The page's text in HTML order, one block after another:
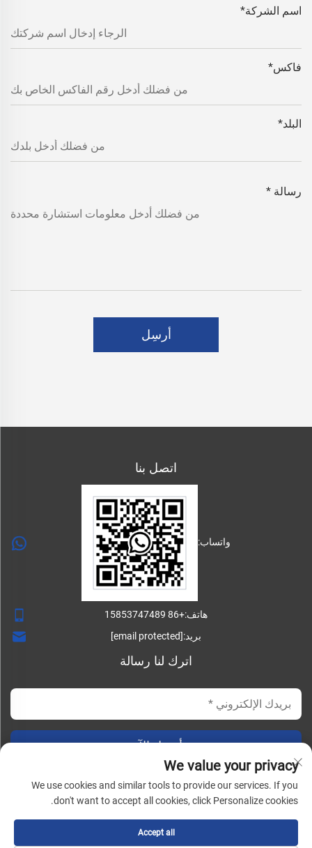
اسم الشركة*
فاكس*
البلد*
رسالة *
أرسِل
اتصل بنا
واتساب:
هاتف:+86 15853747489
بريد:[email protected]
اترك لنا رسالة
أرسل الآن
جميع الحقوق محفوظة |
المدونة
We value your privacy
We use cookies and similar tools to provide our services. If you
don't want to accept all cookies, click Personalize cookies.
Accept all